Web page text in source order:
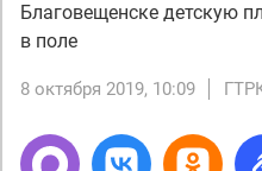
Благовещенске детскую
в поле
8 октября 2019, 10:09